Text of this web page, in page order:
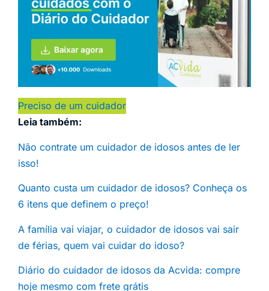
Preciso de um cuidador
Leia também:
Não contrate um cuidador de idosos antes de ler
isso!
Quanto custa um cuidador de idosos? Conheça os
6 itens que definem o preço!
A família vai viajar, o cuidador de idosos vai sair
de férias, quem vai cuidar do idoso?
Diário do cuidador de idosos da Acvida: compre
hoje mesmo com frete grátis